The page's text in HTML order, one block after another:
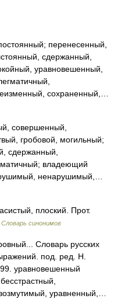
перенесенный,
сдержанный,
уравновешенный,
сохраненный,…
совершенный,
гробовой, могильный;
сдержанный,
владеющий
ненарушимый,…
плоский. Прот.
Словарь синонимов
Словарь русских
под. ред. Н.
уравновешенный
уравненный,…